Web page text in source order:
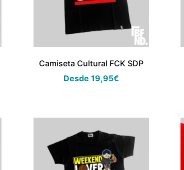
Camiseta Cultural FCK SDP
Desde 19,95€